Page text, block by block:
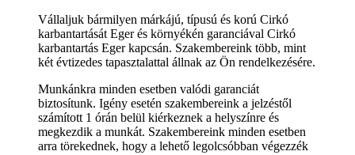
Vállaljuk bármilyen márkájú, típusú és korú Cirkó
karbantartását Eger és környékén garanciával Cirkó
karbantartás Eger kapcsán. Szakembereink több, mint
két évtizedes tapasztalattal állnak az Ön rendelkezésére.
Munkánkra minden esetben valódi garanciát
biztosítunk. Igény esetén szakembereink a jelzéstől
számított 1 órán belül kiérkeznek a helyszínre és
megkezdik a munkát. Szakembereink minden esetben
arra törekednek, hogy a lehető legolcsóbban végezzék